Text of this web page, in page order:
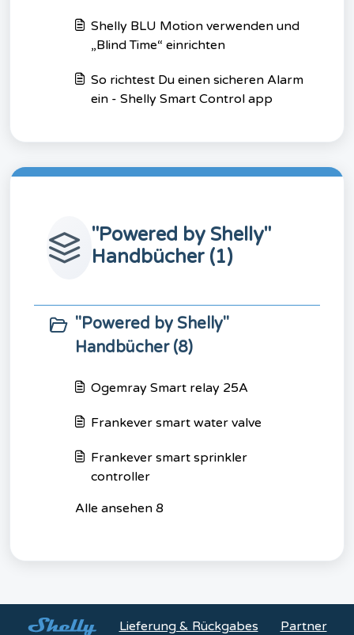
Shelly BLU Motion verwenden und
„Blind Time“ einrichten
So richtest Du einen sicheren Alarm
ein - Shelly Smart Control app
"Powered by Shelly"
Handbücher (1)
"Powered by Shelly"
Handbücher (8)
Ogemray Smart relay 25A
Frankever smart water valve
Frankever smart sprinkler
controller
Alle ansehen 8
Lieferung & Rückgabes Partner